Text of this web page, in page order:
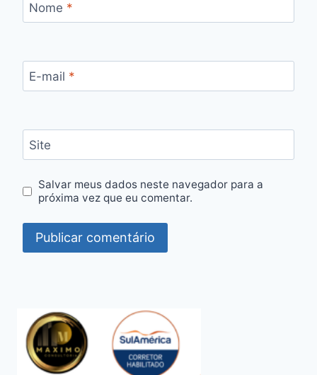
Nome *
E-mail *
Site
Salvar meus dados neste navegador para a
próxima vez que eu comentar.